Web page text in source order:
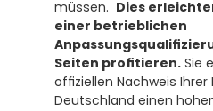
müssen. Dies
einer betrieblichen
Seiten profitieren. Sie
offiziellen Nachweis
Deutschland einen